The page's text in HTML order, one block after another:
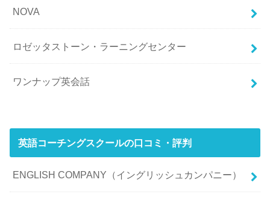
NOVA
ロゼッタストーン・ラーニングセンター
ワンナップ英会話
英語コーチングスクールの口コミ・評判
ENGLISH COMPANY（イングリッシュカンパニー）